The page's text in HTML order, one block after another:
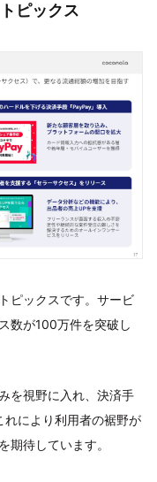
ピックス
ピックスです。サービ
数が100万件を突破し
を視野に入れ、決済手
により利用者の裾野が
期待しています。